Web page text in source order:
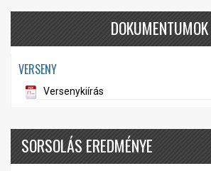
DOKUMENTUMOK
VERSENY
Versenykiírás
SORSOLÁS EREDMÉNYE